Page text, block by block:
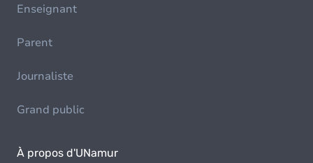
Enseignant
Parent
Journaliste
Grand public
À propos d'UNamur